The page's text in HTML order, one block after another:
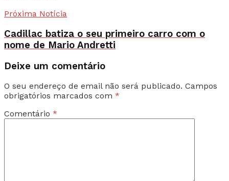
Próxima Notícia
Cadillac batiza o seu primeiro carro com o
nome de Mario Andretti
Deixe um comentário
O seu endereço de email não será publicado. Campos
obrigatórios marcados com *
Comentário *